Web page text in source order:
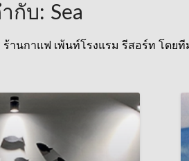
กับ: Sea
านกาแฟ เพ้นท์โรงแรม รีสอร์ท โดย